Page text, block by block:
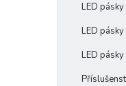
LED pásky
LED pásky
LED